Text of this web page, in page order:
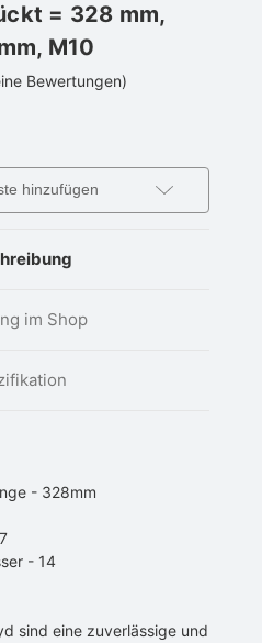
= 328 mm,
M10
Bewertungen)
hinzufügen
im Shop
- 328mm
- 14
sind eine zuverlässige und